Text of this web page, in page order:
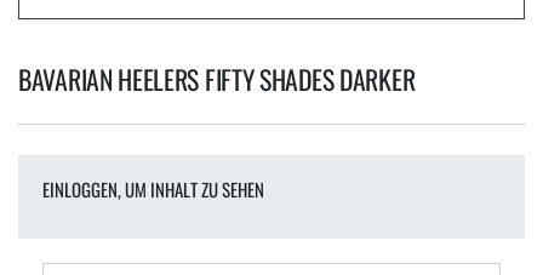
BAVARIAN HEELERS FIFTY SHADES DARKER
EINLOGGEN, UM INHALT ZU SEHEN